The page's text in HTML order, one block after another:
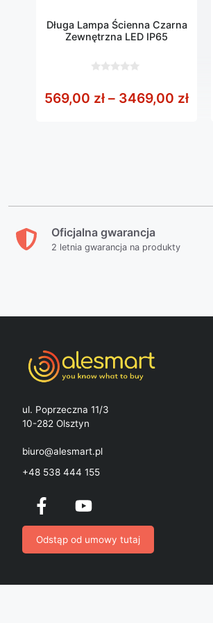
Długa Lampa Ścienna Czarna
Zewnętrzna LED IP65
5
569,00 zł – 3469,00 zł
Oficjalna gwarancja
2 letnia gwarancja na produkty
ul. Poprzeczna 11/3
10-282 Olsztyn
biuro@alesmart.pl
+48 538 444 155
Odstąp od umowy tutaj